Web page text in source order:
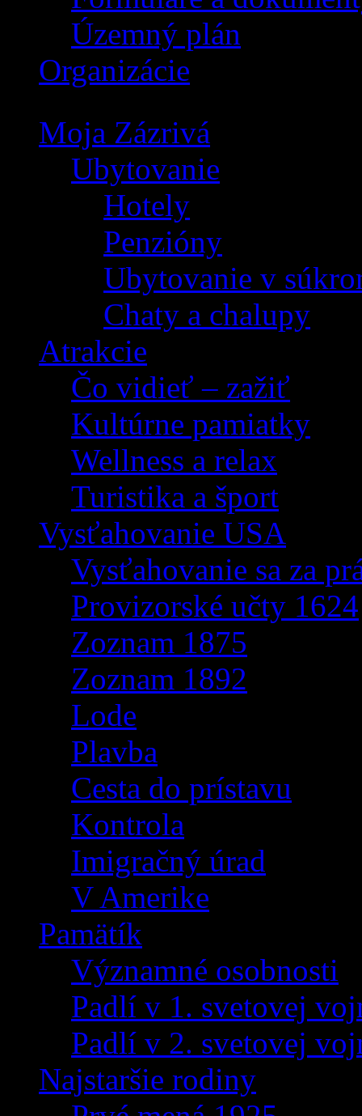
Územný plán
Organizácie
Moja Zázrivá
Ubytovanie
Hotely
Penzióny
Ubytovanie v
Chaty a chalupy
Atrakcie
Čo vidieť – zažiť
Kultúrne pamiatky
Wellness a relax
Turistika a šport
Vysťahovanie USA
Vysťahovanie sa za
Provizorské učty 1624
Zoznam 1875
Zoznam 1892
Lode
Plavba
Cesta do prístavu
Kontrola
Imigračný úrad
V Amerike
Pamätík
Významné osobnosti
Padlí v 1. svetovej
Padlí v 2. svetovej
Najstaršie rodiny